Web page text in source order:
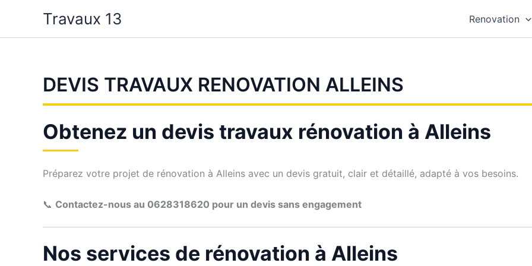
contenu
Travaux 13 Renovation
DEVIS TRAVAUX RENOVATION ALLEINS
Obtenez un devis travaux rénovation à Alleins
Préparez votre projet de rénovation à Alleins avec un devis gratuit, clair et détaillé, adapté à vos besoins.
📞 Contactez-nous au 0628318620 pour un devis sans engagement
Nos services de rénovation à Alleins